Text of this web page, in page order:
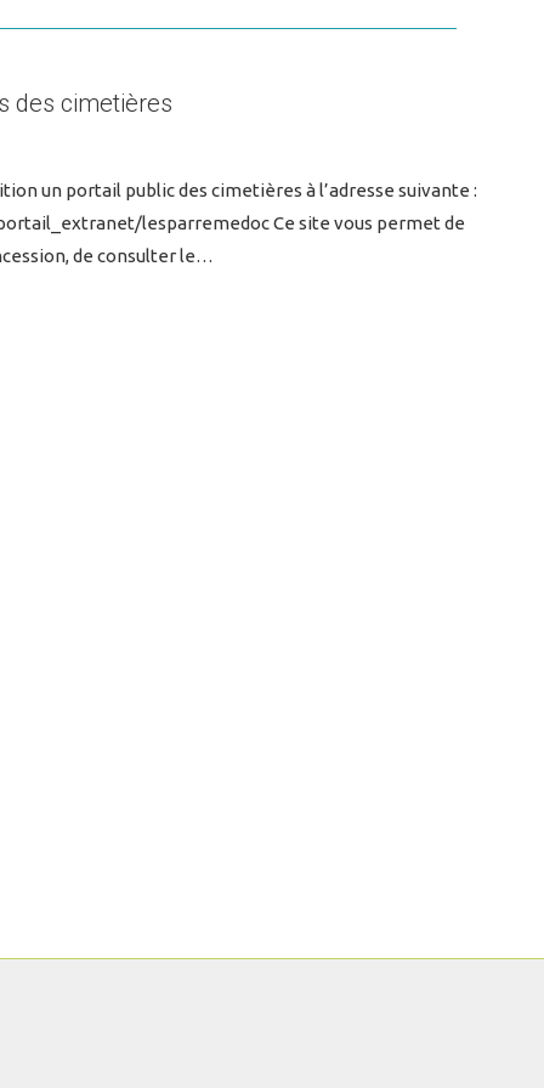
des cimetières
un portail public des cimetières à l’adresse suivante :
lesparremedoc Ce site vous permet de
de consulter le…